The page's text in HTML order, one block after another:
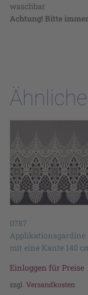
waschbar
Achtung! Bitte
0787
Applikationsgardine
mit eine Kante 140
Einloggen für Preise
zzgl. Versandkosten